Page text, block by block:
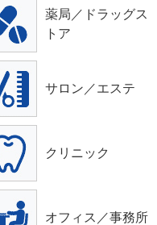
薬局／ドラッグス
トア
サロン／エステ
クリニック
オフィス／事務所